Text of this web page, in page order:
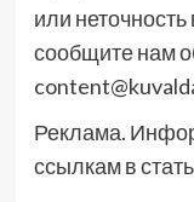
или
сообщите нам
Реклама.
ссылкам в